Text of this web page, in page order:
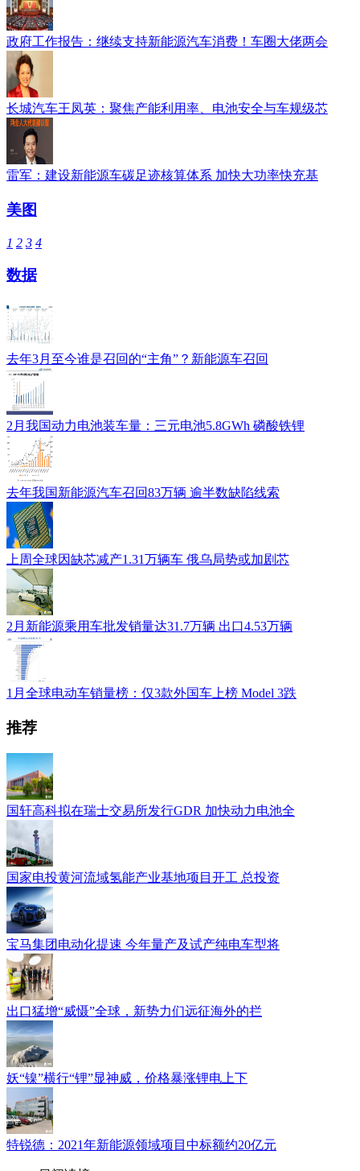
政府工作报告：继续支持新能源汽车消费！车圈大佬两会
长城汽车王凤英：聚焦产能利用率、电池安全与车规级芯
雷军：建设新能源车碳足迹核算体系 加快大功率快充基
美图
1 2 3 4
数据
去年3月至今谁是召回的“主角”？新能源车召回
2月我国动力电池装车量：三元电池5.8GWh 磷酸铁锂
去年我国新能源汽车召回83万辆 逾半数缺陷线索
上周全球因缺芯减产1.31万辆车 俄乌局势或加剧芯
2月新能源乘用车批发销量达31.7万辆 出口4.53万辆
1月全球电动车销量榜：仅3款外国车上榜 Model 3跌
推荐
国轩高科拟在瑞士交易所发行GDR 加快动力电池全
国家电投黄河流域氢能产业基地项目开工 总投资
宝马集团电动化提速 今年量产及试产纯电车型将
出口猛增“威慑”全球，新势力们远征海外的拦
妖“镍”横行“锂”显神威，价格暴涨锂电上下
特锐德：2021年新能源领域项目中标额约20亿元